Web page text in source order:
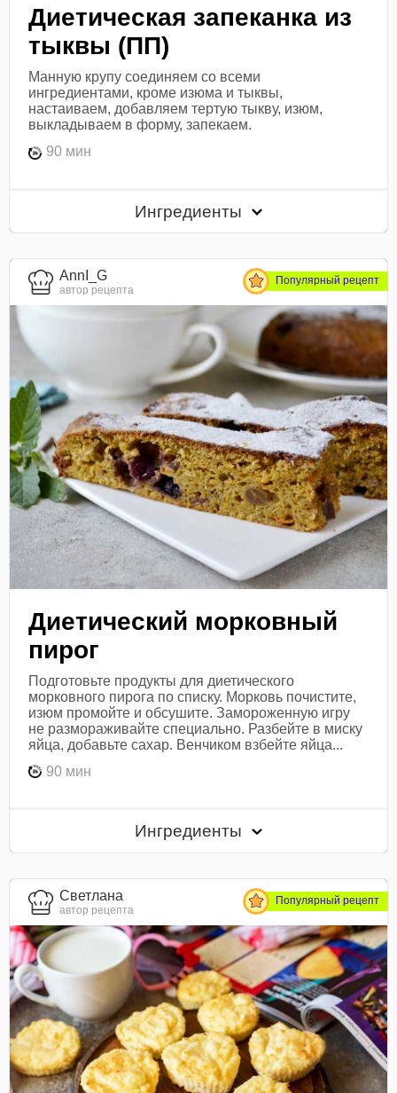
Диетическая запеканка из
тыквы (ПП)
Манную крупу соединяем со всеми
ингредиентами, кроме изюма и тыквы,
настаиваем, добавляем тертую тыкву, изюм,
выкладываем в форму, запекаем.
90 мин
Ингредиенты
AnnI_G
автор рецепта
Популярный рецепт
Диетический морковный
пирог
Подготовьте продукты для диетического
морковного пирога по списку. Морковь почистите,
изюм промойте и обсушите. Замороженную игру
не размораживайте специально. Разбейте в миску
яйца, добавьте сахар. Венчиком взбейте яйца...
90 мин
Ингредиенты
Светлана
автор рецепта
Популярный рецепт